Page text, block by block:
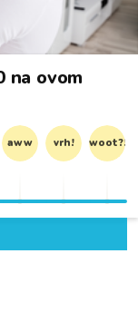
na ovom
aww vrh! woot?!